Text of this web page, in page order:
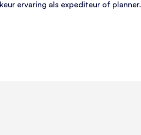
ervaring als expediteur of planner.